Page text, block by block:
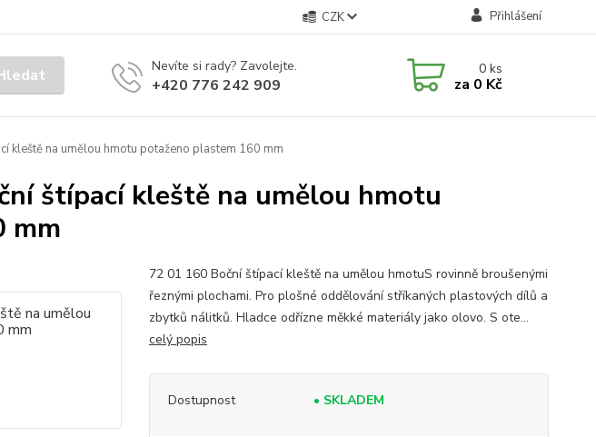
CZK Přihlášení
Nevíte si rady? Zavolejte.
+420 776 242 909
0ks
za 0 Kč
kleště na umělou hmotu potaženo plastem 160 mm
štípací kleště na umělou hmotu
mm
72 01 160 Boční štípací kleště na umělou hmotuS rovinně broušenými
řeznými plochami. Pro plošné oddělování stříkaných plastových dílů a
zbytků nálitků. Hladce odřízne měkké materiály jako olovo. S ote...
celý popis
Dostupnost • SKLADEM